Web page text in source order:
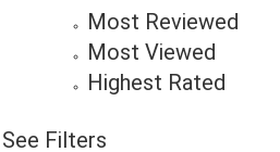
Most Reviewed
Most Viewed
Highest Rated
See Filters